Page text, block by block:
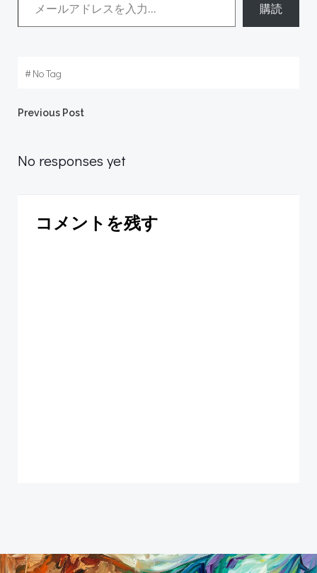
購読
#No Tag
Post
navigation
Previous Post
No responses yet
コメントを残す